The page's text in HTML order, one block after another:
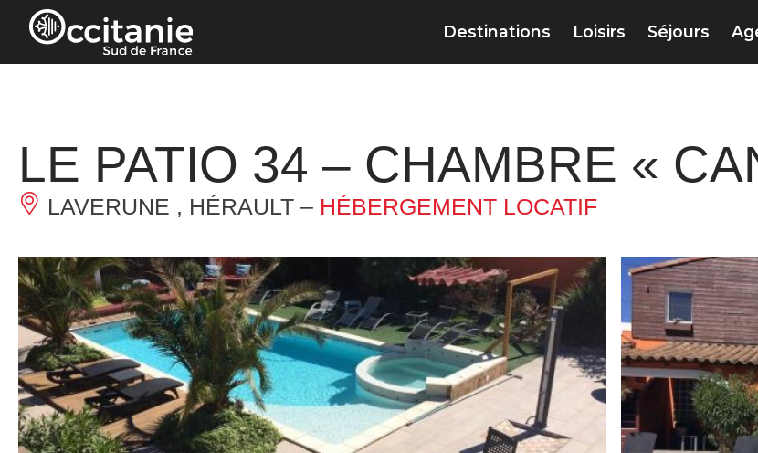
Panneau de gestion des cookies
Destinations Loisirs Séjours
LE PATIO 34 – CHAMBRE «
LAVERUNE , HÉRAULT – HÉBERGEMENT LOCATIF